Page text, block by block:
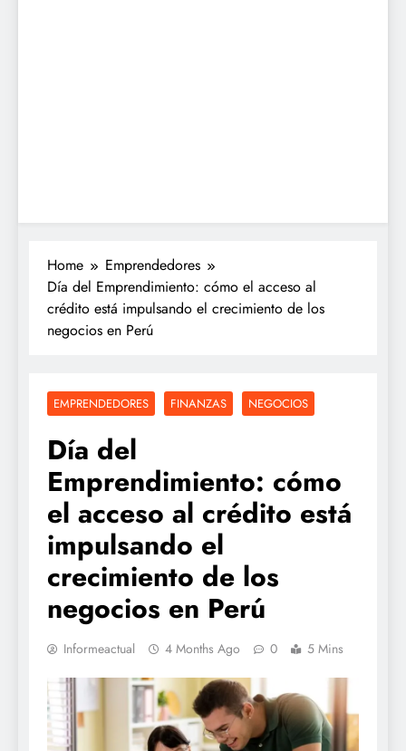
Home
Emprendedores
Día del Emprendimiento: cómo el acceso al
crédito está impulsando el crecimiento de los
negocios en Perú
EMPRENDEDORES FINANZAS NEGOCIOS
Día del
Emprendimiento: cómo
el acceso al crédito está
impulsando el
crecimiento de los
negocios en Perú
Informeactual 4 Months Ago 0 5 Mins